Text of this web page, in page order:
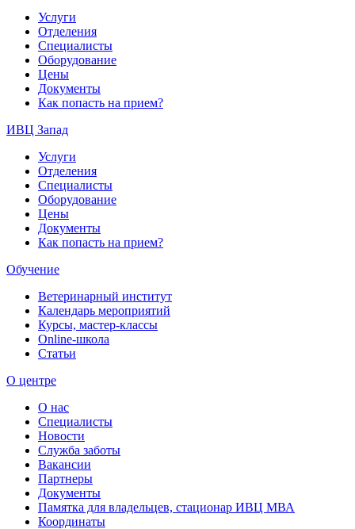
Услуги
Отделения
Специалисты
Оборудование
Цены
Документы
Как попасть на прием?
ИВЦ Запад
Услуги
Отделения
Специалисты
Оборудование
Цены
Документы
Как попасть на прием?
Обучение
Ветеринарный институт
Календарь мероприятий
Курсы, мастер-классы
Online-школа
Статьи
О центре
О нас
Специалисты
Новости
Служба заботы
Вакансии
Партнеры
Документы
Памятка для владельцев, стационар ИВЦ МВА
Координаты